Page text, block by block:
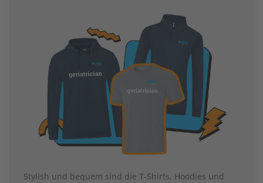
Stylish und bequem sind die T-Shirts, Hoodies und